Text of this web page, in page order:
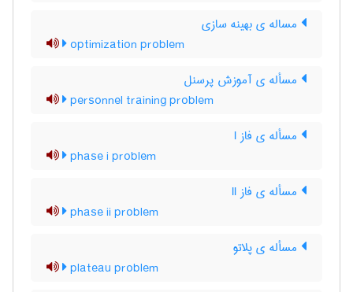
مساله ی بهینه سازی
optimization problem
مسأله ی آموزش پرسنل
personnel training problem
مسأله ی فاز I
phase i problem
مسأله ی فاز II
phase ii problem
مسأله ی پلاتو
plateau problem